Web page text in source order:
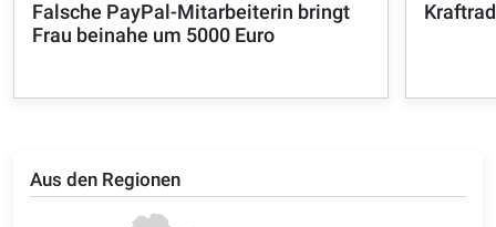
Aus den Regionen
Falsche PayPal-Mitarbeiterin bringt
Frau beinahe um 5000 Euro